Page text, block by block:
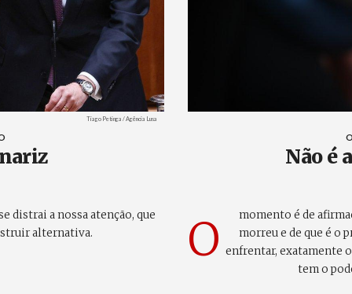
Créditos
Tiago Petinga / Agência Lusa
distrai a nossa atenção, que
alternativa.
Não é
O
momento é de
morreu e de que é o
enfrentar, exatamente
tem o